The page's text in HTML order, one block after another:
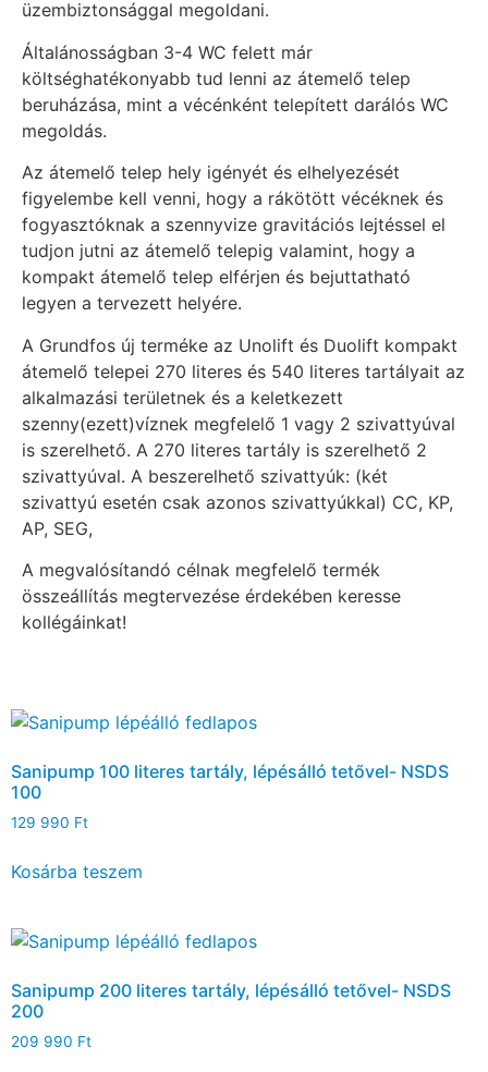
üzembiztonsággal megoldani.
Általánosságban 3-4 WC felett már
költséghatékonyabb tud lenni az átemelő telep
beruházása, mint a vécénként telepített darálós WC
megoldás.
Az átemelő telep hely igényét és elhelyezését
figyelembe kell venni, hogy a rákötött vécéknek és
fogyasztóknak a szennyvize gravitációs lejtéssel el
tudjon jutni az átemelő telepig valamint, hogy a
kompakt átemelő telep elférjen és bejuttatható
legyen a tervezett helyére.
A Grundfos új terméke az Unolift és Duolift kompakt
átemelő telepei 270 literes és 540 literes tartályait az
alkalmazási területnek és a keletkezett
szenny(ezett)víznek megfelelő 1 vagy 2 szivattyúval
is szerelhető. A 270 literes tartály is szerelhető 2
szivattyúval. A beszerelhető szivattyúk: (két
szivattyú esetén csak azonos szivattyúkkal) CC, KP,
AP, SEG,
A megvalósítandó célnak megfelelő termék
összeállítás megtervezése érdekében keresse
kollégáinkat!
Sanipump 100 literes tartály, lépésálló tetővel- NSDS
100
129 990 Ft
Kosárba teszem
Sanipump 200 literes tartály, lépésálló tetővel- NSDS
200
209 990 Ft